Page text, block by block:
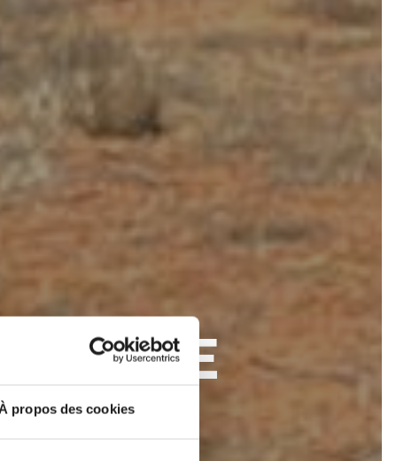
propos des cookies
QUE JE
»